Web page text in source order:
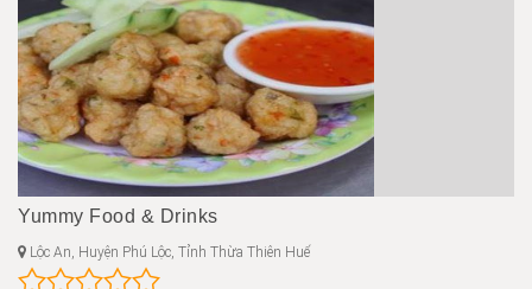
Yummy Food & Drinks
Lộc An, Huyện Phú Lộc, Tỉnh Thừa Thiên Huế